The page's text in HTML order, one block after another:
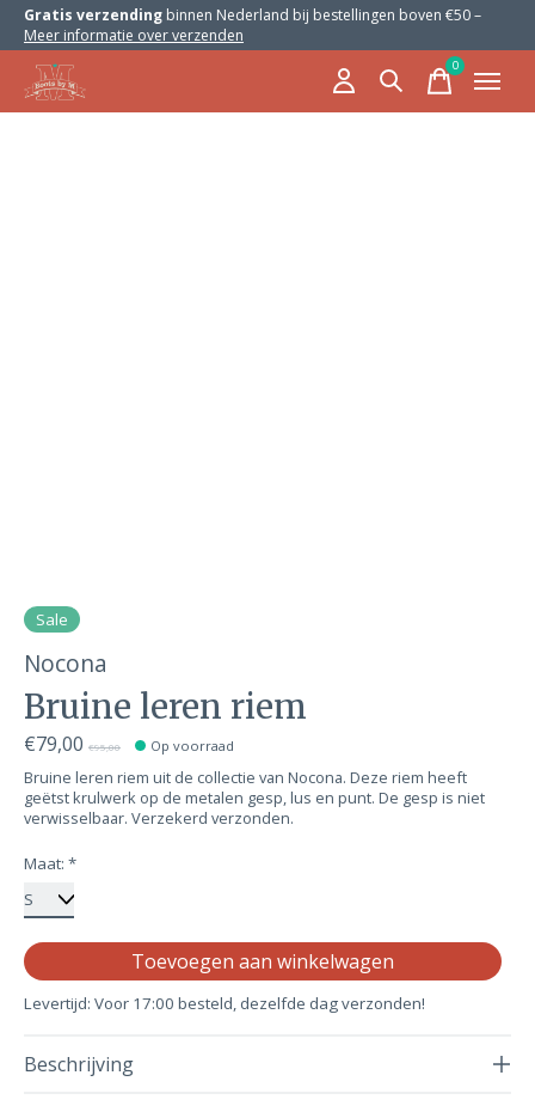
Gratis verzending binnen Nederland bij bestellingen boven €50 –
Meer informatie over verzenden
0items
Sale
Nocona
Bruine leren riem
€79,00 €95,00 Op voorraad
Bruine leren riem uit de collectie van Nocona. Deze riem heeft
geëtst krulwerk op de metalen gesp, lus en punt. De gesp is niet
verwisselbaar. Verzekerd verzonden.
Maat: *
Toevoegen aan winkelwagen
Levertijd: Voor 17:00 besteld, dezelfde dag verzonden!
Beschrijving